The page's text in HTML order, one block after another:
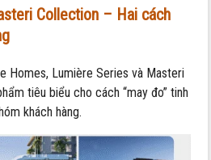
Collection – Hai cách
Homes, Lumière Series và Masteri
tiêu biểu cho cách “may đo” tinh
khách hàng.